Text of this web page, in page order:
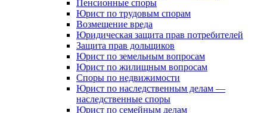
Пенсионные споры
Юрист по трудовым спорам
Возмещение вреда
Юридическая защита прав потребителей
Защита прав дольщиков
Юрист по земельным вопросам
Юрист по жилищным вопросам
Споры по недвижимости
Юрист по наследственным делам —
наследственные споры
Юрист по семейным делам